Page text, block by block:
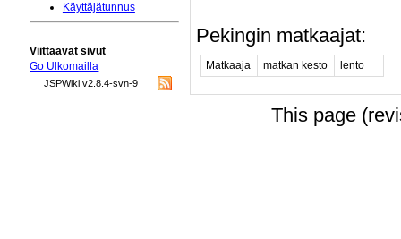
Pekingin matkaajat:
Matkaaja matkan kesto lento
This page
Käyttäjätunnus
Viittaavat sivut
Go Ulkomailla
JSPWiki v2.8.4-svn-9